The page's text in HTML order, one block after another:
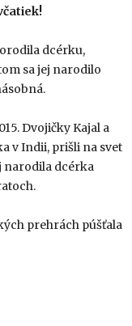
dcérku,
sa jej narodilo
Dvojičky Kajal a
v Indii, prišli na svet
narodila dcérka
prehrách púšťala